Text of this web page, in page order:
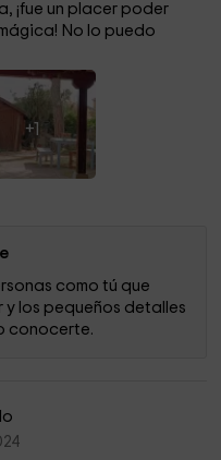
¡fue un placer poder
No lo puedo
+1
como tú que
los pequeños detalles
conocerte.